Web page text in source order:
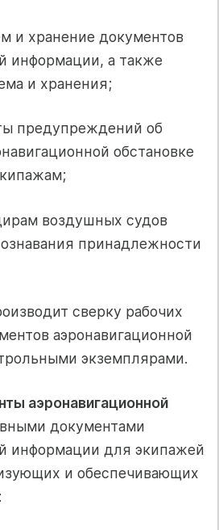
и хранение документов
информации, а также
и хранения;
предупреждений об
обстановке
воздушных судов
принадлежности
сверку рабочих
аэронавигационной
экземплярами.
аэронавигационной
документами
информации для экипажей
и обеспечивающих